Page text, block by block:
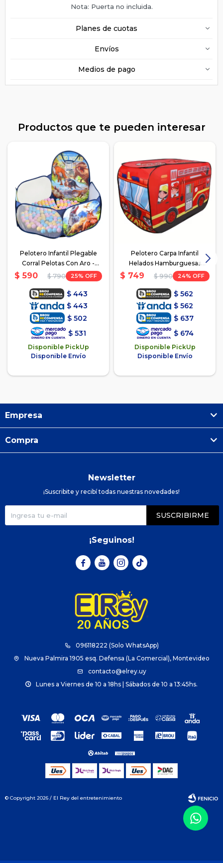
Nota: Puerta no incluida.
Planes de cuotas
Envíos
Medios de pago
Productos que te pueden interesar
Pelotero Infantil Plegable
Corral Pelotas Con Aro -
Dinosaurio
$ 590 $ 790 25
$ 443
$ 443
$ 502
$ 531
Disponible PickUp
Disponible Envío
Pelotero Carpa Infantil
Helados Hamburguesas
Bomberos-El Rey - Bomberos
$ 749 $ 990 24
$ 562
$ 562
$ 637
$ 674
Disponible PickUp
Disponible Envío
096118222 (Solo WhatsApp)
Nueva Palmira 1905 esq. Defensa (La Comercial), Montevideo
contacto@elrey.uy
Lunes a Viernes de 10 a 18hs | Sábados de 10 a 13:45hs.
Empresa
Compra
Newsletter
¡Suscribite y recibí todas nuestras novedades!
SUSCRIBIRME
¡Seguinos!
  
© Copyright 2026 / El Rey del entretenimiento